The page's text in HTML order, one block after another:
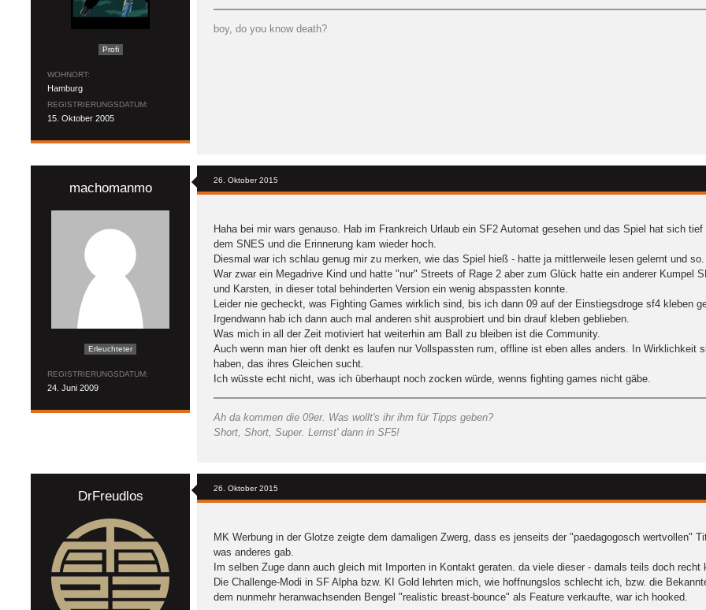
Profi
WOHNORT
Hamburg
REGISTRIERUNGSDATUM
15. Oktober 2005
boy, do you know death?
machomanmo
Erleuchteter
REGISTRIERUNGSDATUM
24. Juni 2009
26. Oktober 2015
Haha bei mir wars genauso. Hab im Frankreich Urlaub ein SF2 Automat gesehen und das Spiel hat sich
dem SNES und die Erinnerung kam wieder hoch.
Diesmal war ich schlau genug mir zu merken, wie das Spiel hieß - hatte ja mittlerweile lesen gelernt und so.
War zwar ein Megadrive Kind und hatte "nur" Streets of Rage 2 aber zum Glück hatte ein anderer Kumpel
und Karsten, in dieser total behinderten Version ein wenig abspassten konnte.
Leider nie gecheckt, was Fighting Games wirklich sind, bis ich dann 09 auf der Einstiegsdroge sf4 kleben
Irgendwann hab ich dann auch mal anderen shit ausprobiert und bin drauf kleben geblieben.
Was mich in all der Zeit motiviert hat weiterhin am Ball zu bleiben ist die Community.
Auch wenn man hier oft denkt es laufen nur Vollspassten rum, offline ist eben alles anders. In Wirklichkeit
haben, das ihres Gleichen sucht.
Ich wüsste echt nicht, was ich überhaupt noch zocken würde, wenns fighting games nicht gäbe.
Ah da kommen die 09er. Was wollt's ihr ihm für Tipps geben?
Short, Short, Super. Lernst' dann in SF5!
DrFreudlos
26. Oktober 2015
MK Werbung in der Glotze zeigte dem damaligen Zwerg, dass es jenseits der "paedagogosch wertvollen"
was anderes gab.
Im selben Zuge dann auch gleich mit Importen in Kontakt geraten. da viele dieser - damals teils doch
Die Challenge-Modi in SF Alpha bzw. KI Gold lehrten mich, wie hoffnungslos schlecht ich, bzw. die
dem nunmehr heranwachsenden Bengel "realistic breast-bounce" als Feature verkaufte, war ich hooked.